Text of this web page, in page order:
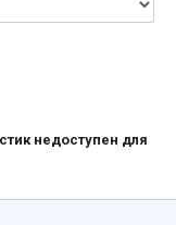
недоступен для